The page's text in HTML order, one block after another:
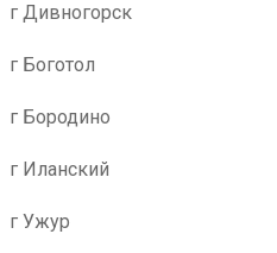
г Дивногорск
г Боготол
г Бородино
г Иланский
г Ужур